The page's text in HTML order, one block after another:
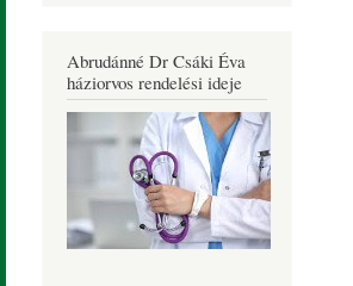
Abrudánné Dr Csáki Éva
háziorvos rendelési ideje